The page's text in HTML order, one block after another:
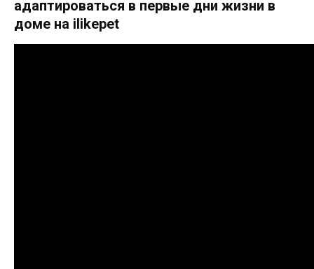
адаптироваться в первые дни жизни в
доме на ilikepet